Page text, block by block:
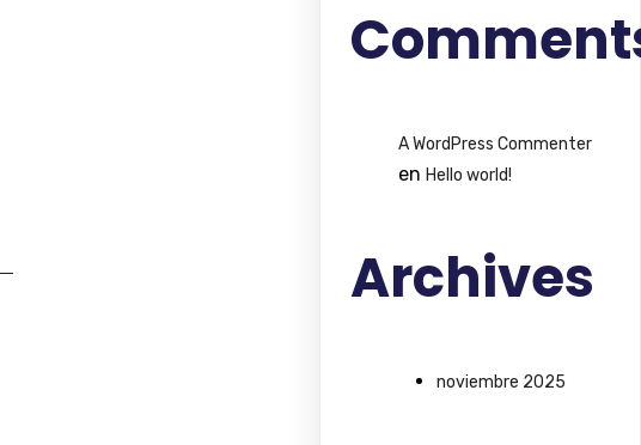
A WordPress Commenter
enHello world!
Archives
noviembre 2025